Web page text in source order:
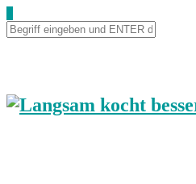
to
Recipe